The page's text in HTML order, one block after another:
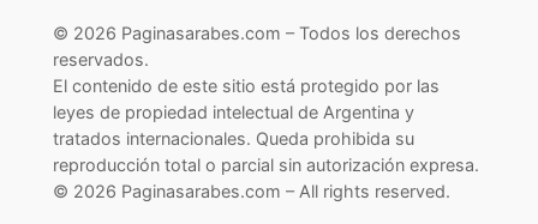
© 2026 Paginasarabes.com – Todos los derechos
reservados.
El contenido de este sitio está protegido por las
leyes de propiedad intelectual de Argentina y
tratados internacionales. Queda prohibida su
reproducción total o parcial sin autorización expresa.
© 2026 Paginasarabes.com – All rights reserved.